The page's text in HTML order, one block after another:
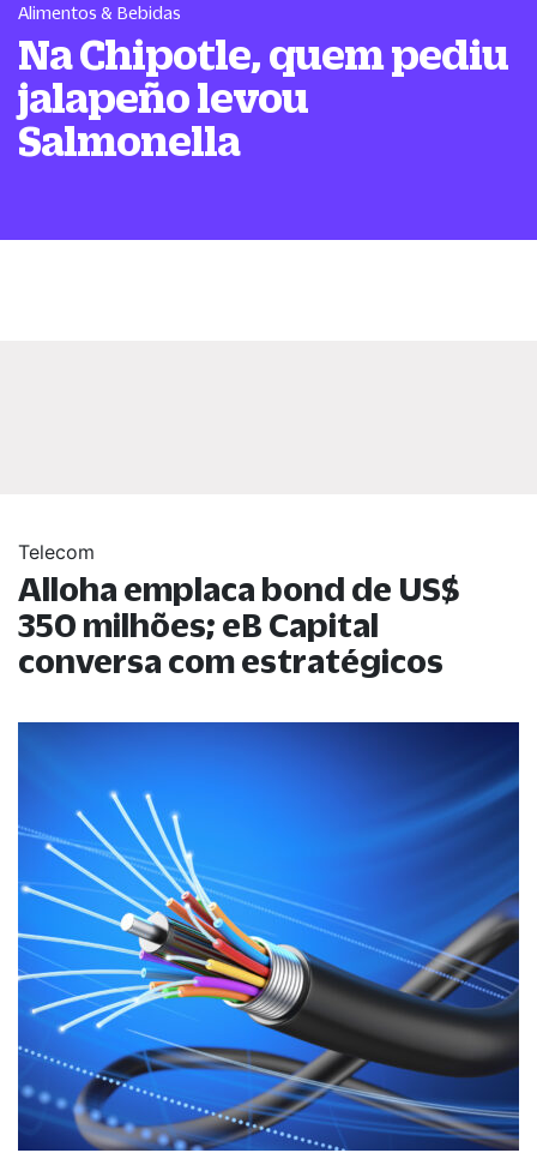
Alimentos & Bebidas
Na Chipotle, quem pediu
jalapeño levou
Salmonella
Telecom
Alloha emplaca bond de US$
350 milhões; eB Capital
conversa com estratégicos